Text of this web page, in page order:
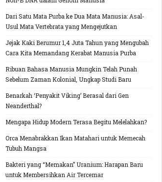
Dari Satu Mata Purba ke Dua Mata Manusia: Asal-
Usul Mata Vertebrata yang Mengejutkan
Jejak Kaki Berumur 1,4 Juta Tahun yang Mengubah
Cara Kita Memandang Kerabat Manusia Purba
Ribuan Bahasa Manusia Mungkin Telah Punah
Sebelum Zaman Kolonial, Ungkap Studi Baru
Benarkah ‘Penyakit Viking’ Berasal dari Gen
Neanderthal?
Mengapa Hidup Modern Terasa Begitu Melelahkan?
Orca Menabrakkan Ikan Matahari untuk Memecah
Tubuh Mangsa
Bakteri yang “Memakan” Uranium: Harapan Baru
untuk Membersihkan Air Tercemar